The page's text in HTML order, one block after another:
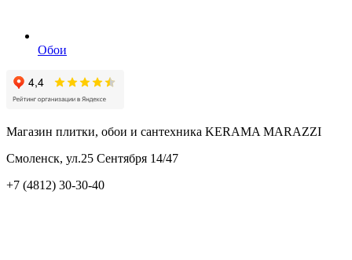
Обои
Магазин плитки, обои и сантехника KERAMA MARAZZI
Смоленск, ул.25 Сентября 14/47
+7 (4812) 30-30-40